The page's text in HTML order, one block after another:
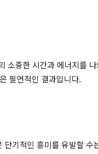
중한 시간과 에너지를
필연적인 결과입니다.
기적인 흥미를 유발할